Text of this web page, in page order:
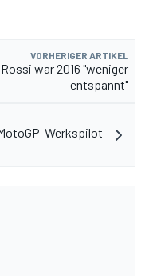
VORHERIGER ARTIKEL
war 2016 "weniger
entspannt"
Werkspilot